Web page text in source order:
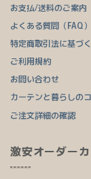
お支払/送料のご案内
よくある質問（FAQ）
特定商取引法に基づ
ご利用規約
お問い合わせ
カーテンと暮らしの
ご注文詳細の確認
激安オーダー